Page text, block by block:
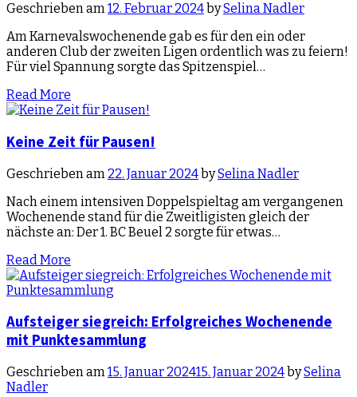
Geschrieben am12. Februar 2024 bySelina Nadler
Am Karnevalswochenende gab es für den ein oder
anderen Club der zweiten Ligen ordentlich was zu feiern!
Für viel Spannung sorgte das Spitzenspiel…
Read More
Keine Zeit für Pausen!
Geschrieben am 22. Januar 2024bySelina Nadler
Nach einem intensiven Doppelspieltag am vergangenen
Wochenende stand für die Zweitligisten gleich der
nächste an: Der 1. BC Beuel 2 sorgte für etwas…
Read More
Aufsteiger siegreich: Erfolgreiches Wochenende
mit Punktesammlung
Geschrieben am15. Januar 202415. Januar 2024bySelina
Nadler